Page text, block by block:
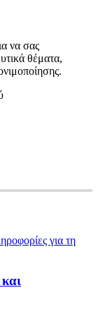
να σας
θέματα,